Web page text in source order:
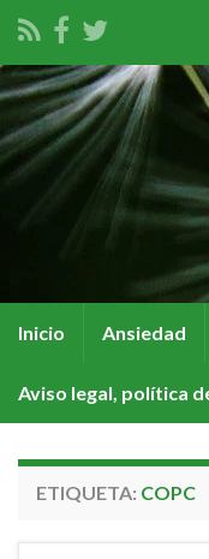
Inicio Ansiedad
Aviso legal, política
ETIQUETA: COPC